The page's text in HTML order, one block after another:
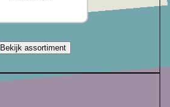
Bekijk assortiment